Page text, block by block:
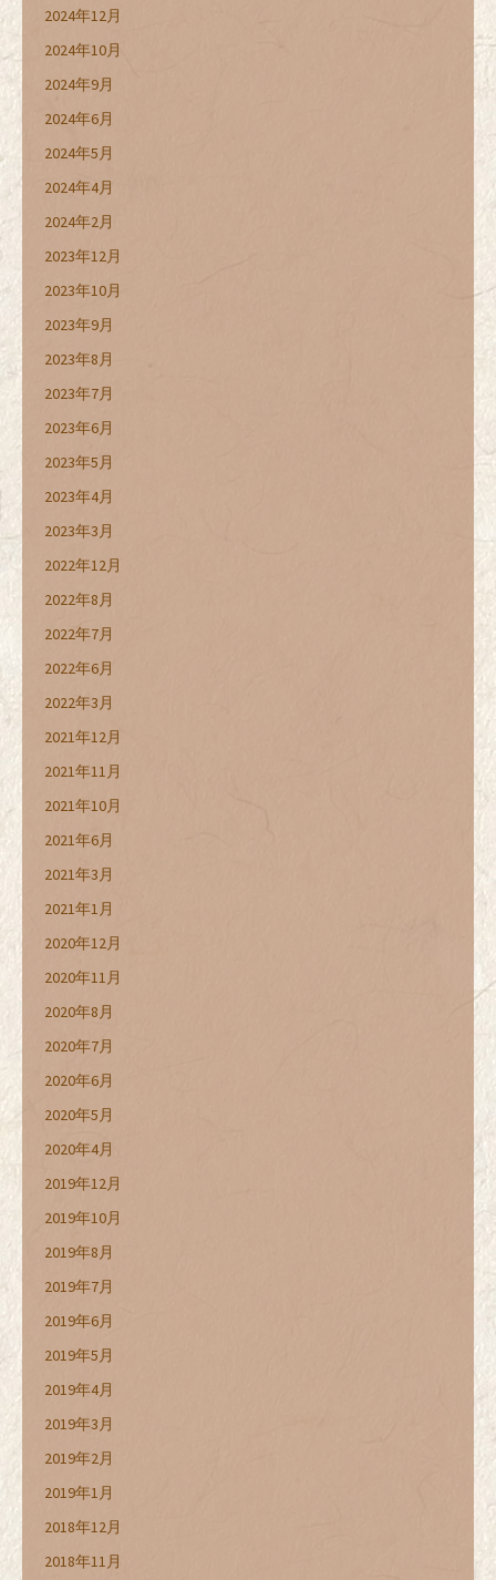
2024年12月
2024年10月
2024年9月
2024年6月
2024年5月
2024年4月
2024年2月
2023年12月
2023年10月
2023年9月
2023年8月
2023年7月
2023年6月
2023年5月
2023年4月
2023年3月
2022年12月
2022年8月
2022年7月
2022年6月
2022年3月
2021年12月
2021年11月
2021年10月
2021年6月
2021年3月
2021年1月
2020年12月
2020年11月
2020年8月
2020年7月
2020年6月
2020年5月
2020年4月
2019年12月
2019年10月
2019年8月
2019年7月
2019年6月
2019年5月
2019年4月
2019年3月
2019年2月
2019年1月
2018年12月
2018年11月